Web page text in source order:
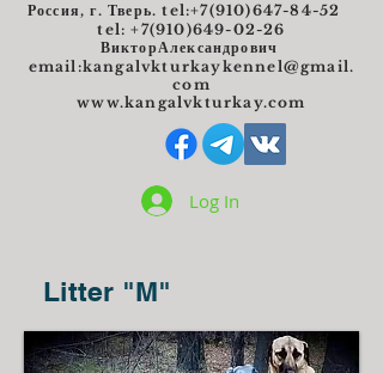
Россия, г. Тверь. tel:+7(910)647-84-52
tel: +7(910)649-02-26
ВикторАлександрович
email:kangalvkturkaykennel@gmail.
com
www.kangalvkturkay.com
Log In
Litter "M"